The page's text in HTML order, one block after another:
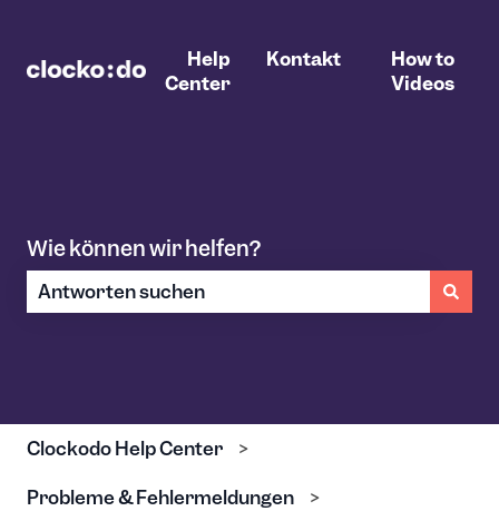
Help
Center
Kontakt
How to
Videos
Wie können wir helfen?
Clockodo Help Center
Probleme & Fehlermeldungen